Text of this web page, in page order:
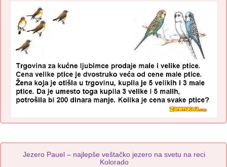
Jezero Pauel – najlepše veštačko jezero na svetu na reci
Kolorado